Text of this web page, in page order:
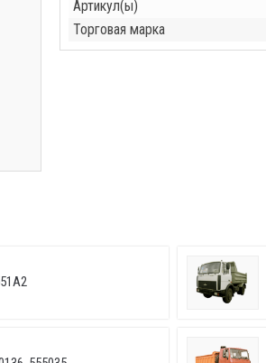
Артикул(ы)
Торговая марка